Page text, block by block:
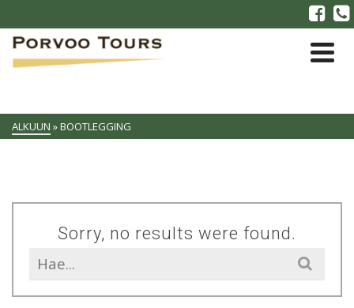
ALKUUN »BOOTLEGGING
Sorry, no results were found.
Search
for: